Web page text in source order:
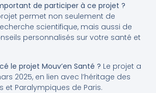
de participer à ce projet ?
permet non seulement de
scientifique, mais aussi de
personnalisés sur votre santé et
le projet Mouv’en Santé ? Le projet a
2025, en lien avec l’héritage des
et Paralympiques de Paris.